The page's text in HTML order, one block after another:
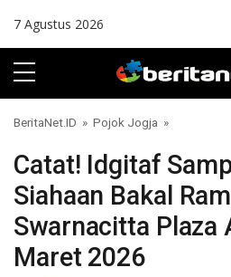
7 Agustus 2026
BeritaNet.ID » Pojok Jogja »
Catat! Idgitaf
Siahaan Bakal
Swarnacitta Plaza
Maret 2026